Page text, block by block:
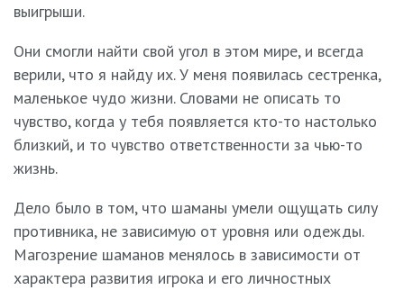
выигрыши.
Они смогли найти свой угол в этом мире, и всегда
верили, что я найду их. У меня появилась сестренка,
маленькое чудо жизни. Словами не описать то
чувство, когда у тебя появляется кто-то настолько
близкий, и то чувство ответственности за чью-то
жизнь.
Дело было в том, что шаманы умели ощущать силу
противника, не зависимую от уровня или одежды.
Магозрение шаманов менялось в зависимости от
характера развития игрока и его личностных